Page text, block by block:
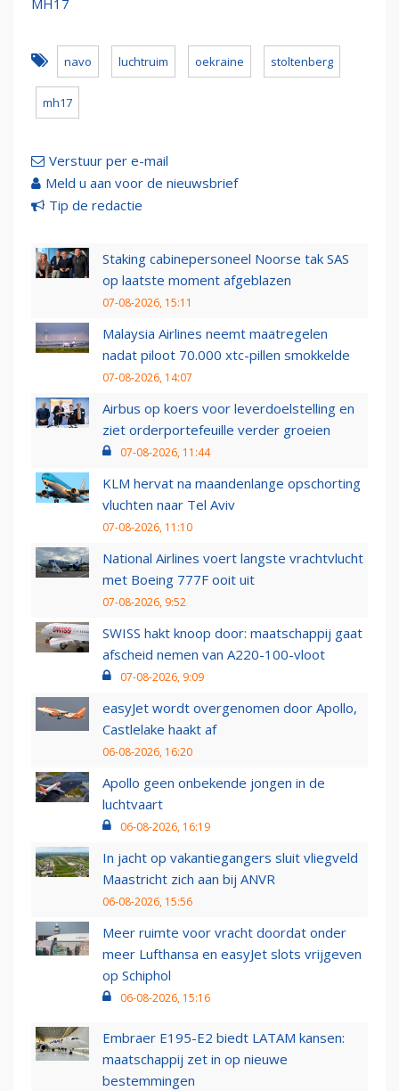
MH17
navo luchtruim oekraine stoltenberg
mh17
Verstuur per e-mail
Meld u aan voor de nieuwsbrief
Tip de redactie
Staking cabinepersoneel Noorse tak SAS
op laatste moment afgeblazen
07-08-2026, 15:11
Malaysia Airlines neemt maatregelen
nadat piloot 70.000 xtc-pillen smokkelde
07-08-2026, 14:07
Airbus op koers voor leverdoelstelling en
ziet orderportefeuille verder groeien
07-08-2026, 11:44
KLM hervat na maandenlange opschorting
vluchten naar Tel Aviv
07-08-2026, 11:10
National Airlines voert langste vrachtvlucht
met Boeing 777F ooit uit
07-08-2026, 9:52
SWISS hakt knoop door: maatschappij gaat
afscheid nemen van A220-100-vloot
07-08-2026, 9:09
easyJet wordt overgenomen door Apollo,
Castlelake haakt af
06-08-2026, 16:20
Apollo geen onbekende jongen in de
luchtvaart
06-08-2026, 16:19
In jacht op vakantiegangers sluit vliegveld
Maastricht zich aan bij ANVR
06-08-2026, 15:56
Meer ruimte voor vracht doordat onder
meer Lufthansa en easyJet slots vrijgeven
op Schiphol
06-08-2026, 15:16
Embraer E195-E2 biedt LATAM kansen:
maatschappij zet in op nieuwe
bestemmingen